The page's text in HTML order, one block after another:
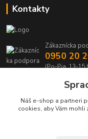
Kontakty
Zákaznícka
0950 20
(Po-Pia, 13-15
info@kabelmanie.sk
Náš e-shop a partneri
cookies, aby Vám mohli